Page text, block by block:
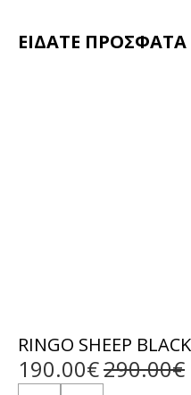
ΕΙΔΑΤΕ ΠΡΟΣΦΑΤΑ
RINGO SHEEP BLACK
190.00€290.00€